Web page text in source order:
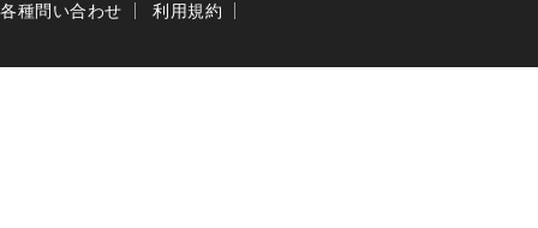
各種問い合わせ
利用規約